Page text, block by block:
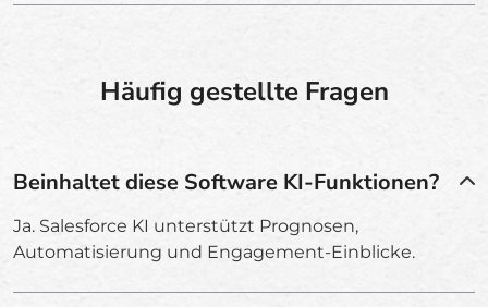
Häufig gestellte Fragen
Beinhaltet diese Software KI-Funktionen?
Ja. Salesforce KI unterstützt Prognosen,
Automatisierung und Engagement-Einblicke.